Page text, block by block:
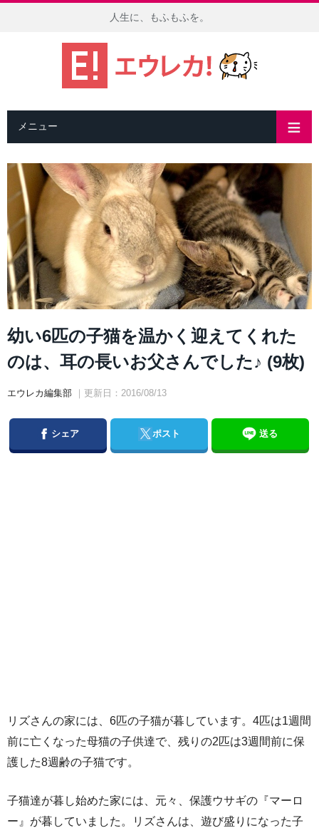
人生に、もふもふを。
メニュー
幼い6匹の子猫を温かく迎えてくれた
のは、耳の長いお父さんでした♪ (9枚)
エウレカ編集部 ｜更新日：2016/08/13
Facebook
シェア Twitterポスト 送る
リズさんの家には、6匹の子猫が暮しています。4匹は1週間
前に亡くなった母猫の子供達で、残りの2匹は3週間前に保
護した8週齢の子猫です。
子猫達が暮し始めた家には、元々、保護ウサギの『マーロ
ー』が暮していました。リズさんは、遊び盛りになった子